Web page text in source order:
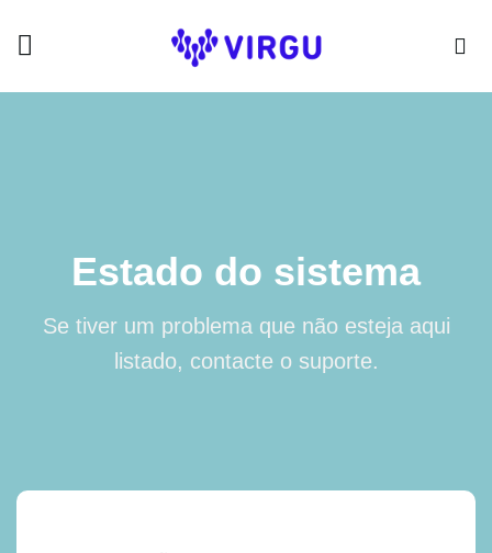
Estado do sistema
Se tiver um problema que não esteja aqui
listado, contacte o suporte.